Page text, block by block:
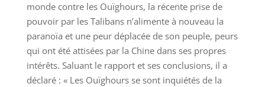
monde contre les Ouïghours, la récente prise de
pouvoir par les Talibans n’alimente à nouveau la
paranoïa et une peur déplacée de son peuple, peurs
qui ont été attisées par la Chine dans ses propres
intérêts. Saluant le rapport et ses conclusions, il a
déclaré : « Les Ouïghours se sont inquiétés de la